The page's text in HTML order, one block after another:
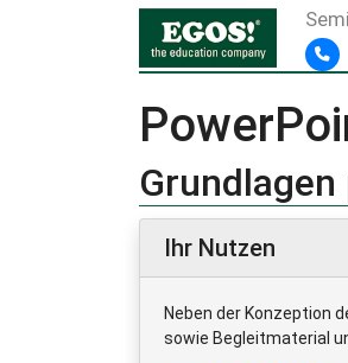
Ihr Nutzen
Neben der Konzeption
sowie Begleitmaterial